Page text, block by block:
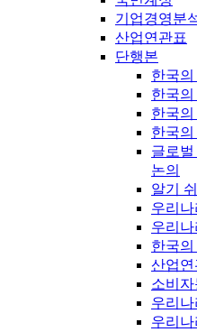
기업경영분
산업연관표
단행본
한국
한국
한국
한국
글로
논의
알기
우리
우리나
한국
산업연
소비
우리
우리